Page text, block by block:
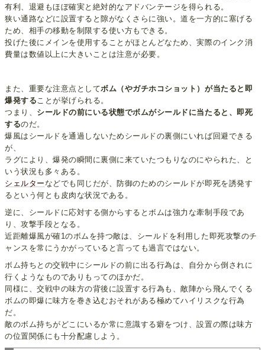
有利、退避もほぼ確実と絶対的なアドバンテージを得られる。
狭い通路などに設置すると隙がなくさらに強い。道を一方的に塞げる
ため、相手の移動を制限する使い方もできる。
投げた後にメインを使用することがほとんどなため、実際のインク消
費量は数値以上に大きいことは注意が必要。
また、重要な注意点としてボム（やガチホコショット）が当たると即
爆発する ことが挙げられる。
つまり、 シールドの前にいる状態でボムがシールドに当たると、即死
するのだ。
爆風はシールドを通過しないためシールドの裏側にいれば回避できる
が、
ラグにより、爆発の瞬間に裏側に来ていたつもりなのにやられた、と
いう状況も多々ある。
シェルター などでも同じだが、防御のためのシールドが即死を誘発す
るという何とも皮肉な状況である。
逆に、シールドに応対する側からするとボムは強力な牽制手段であ
り、攻撃手段となる。
近距離爆風が確1のボムを持つ敵は、シールドを利用した即死攻撃のチ
ャンスを常にうかがっていると言っても過言ではない。
ボム持ちとの交戦中にシールドの前に出る行為は、自分から倒されに
行くようなものでありもってのほかだ。
同様に、交戦中の味方の背後に設置する行為も、敵陣から飛んでくる
ボムの即爆に味方を巻き込むおそれがある極めてハイリスクな行為
だ。
敵のボム持ちがどこにいるか常に意識する癖をつけ、設置の際は味方
の位置関係にも十分配慮しよう。